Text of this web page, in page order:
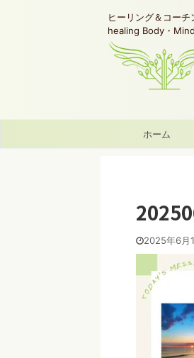
ヒーリング＆コー
healing Body・
ホーム
2025年6月